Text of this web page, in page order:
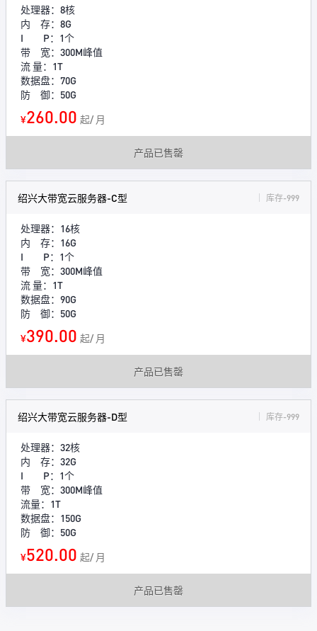
处理器：8核
内 存：8G
I P：1个
带 宽：300M峰值
流 量：1T
数据盘：70G
防 御：50G
¥260.00 起/ 月
产品已售罄
绍兴大带宽云服务器-C型 库存-999
处理器：16核
内 存：16G
I P：1个
带 宽：300M峰值
流 量：1T
数据盘：90G
防 御：50G
¥390.00 起/ 月
产品已售罄
绍兴大带宽云服务器-D型 库存-999
处理器：32核
内 存：32G
I P：1个
带 宽：300M峰值
流量：1T
数据盘：150G
防 御：50G
¥520.00 起/ 月
产品已售罄